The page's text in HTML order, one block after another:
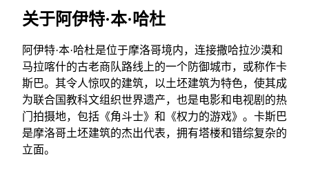
关于阿伊特·本·哈杜
阿伊特·本·哈杜是位于摩洛哥境内，连接撒哈拉沙漠和
马拉喀什的古老商队路线上的一个防御城市，或称作卡
斯巴。其令人惊叹的建筑，以土坯建筑为特色，使其成
为联合国教科文组织世界遗产，也是电影和电视剧的热
门拍摄地，包括《角斗士》和《权力的游戏》。卡斯巴
是摩洛哥土坯建筑的杰出代表，拥有塔楼和错综复杂的
立面。